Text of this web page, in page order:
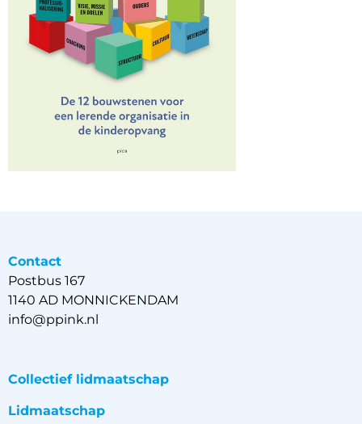
Contact
Postbus 167
1140 AD MONNICKENDAM
info@ppink.nl
Collectief lidmaatschap
Lidmaatschap